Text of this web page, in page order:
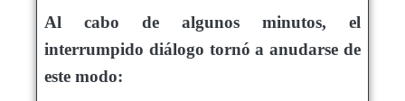
Al cabo de algunos minutos, el
interrumpido diálogo tornó a anudarse de
este modo: